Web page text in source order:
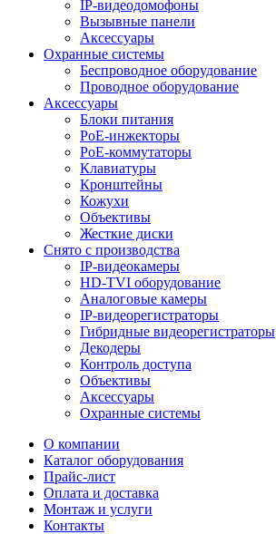
IP-видеодомофоны
Вызывные панели
Аксессуары
Охранные системы
Беспроводное оборудование
Проводное оборудование
Аксессуары
Блоки питания
PoE-инжекторы
PoE-коммутаторы
Клавиатуры
Кронштейны
Кожухи
Объективы
Жесткие диски
Снято с производства
IP-видеокамеры
HD-TVI оборудование
Аналоговые камеры
IP-видеорегистраторы
Гибридные видеорегистраторы
Декодеры
Контроль доступа
Объективы
Аксессуары
Охранные системы
О компании
Каталог оборудования
Прайс-лист
Оплата и доставка
Монтаж и услуги
Контакты